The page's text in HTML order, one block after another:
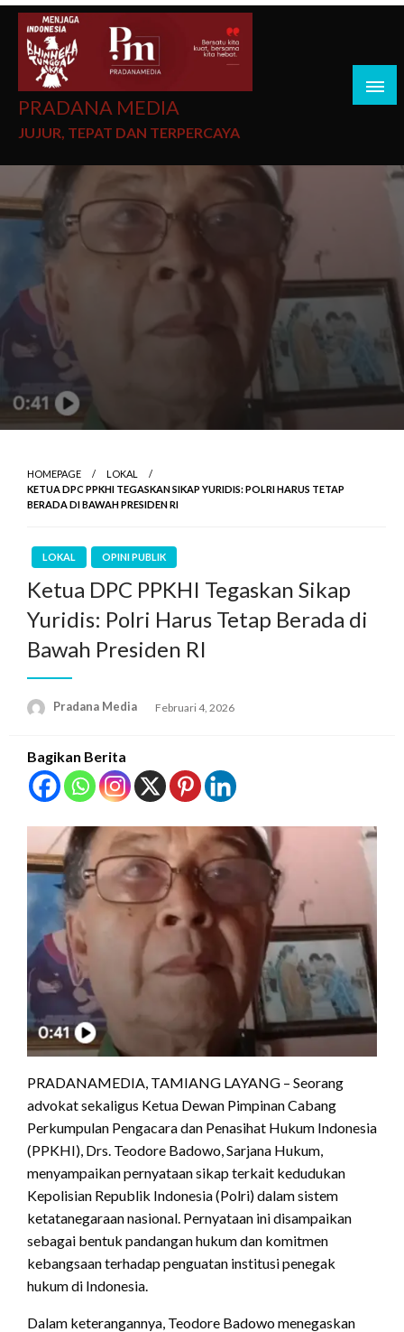
PRADANA MEDIA
JUJUR, TEPAT DAN TERPERCAYA
HOMEPAGE
LOKAL
KETUA DPC PPKHI TEGASKAN SIKAP YURIDIS: POLRI HARUS TETAP
BERADA DI BAWAH PRESIDEN RI
LOKAL OPINI PUBLIK
Ketua DPC PPKHI Tegaskan Sikap
Yuridis: Polri Harus Tetap Berada di
Bawah Presiden RI
Pradana Media Februari 4, 2026
Bagikan Berita
PRADANAMEDIA, TAMIANG LAYANG – Seorang
advokat sekaligus Ketua Dewan Pimpinan Cabang
Perkumpulan Pengacara dan Penasihat Hukum Indonesia
(PPKHI), Drs. Teodore Badowo, Sarjana Hukum,
menyampaikan pernyataan sikap terkait kedudukan
Kepolisian Republik Indonesia (Polri) dalam sistem
ketatanegaraan nasional. Pernyataan ini disampaikan
sebagai bentuk pandangan hukum dan komitmen
kebangsaan terhadap penguatan institusi penegak
hukum di Indonesia.
Dalam keterangannya, Teodore Badowo menegaskan